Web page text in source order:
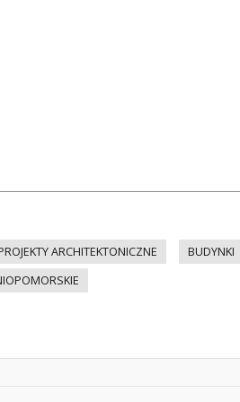
ARCHITEKTONICZNE BUDYNKI